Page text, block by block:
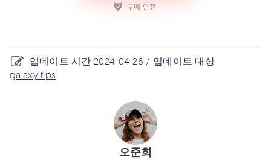
업데이트 시간 2024-04-26 / 업데이트 대상
galaxy tips
오준희